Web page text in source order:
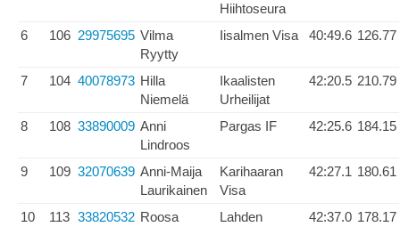
Hiihtoseura
6 106 29975695 Vilma
Ryytty
Iisalmen Visa 40:49.6 126.77
7 104 40078973 Hilla
Niemelä
Ikaalisten
Urheilijat
42:20.5 210.79
8 108 33890009 Anni
Lindroos
Pargas IF 42:25.6 184.15
9 109 32070639 Anni-Maija
Laurikainen
Karihaaran
Visa
42:27.1 180.61
10 113 33820532 Roosa
Lahden
42:37.0 178.17